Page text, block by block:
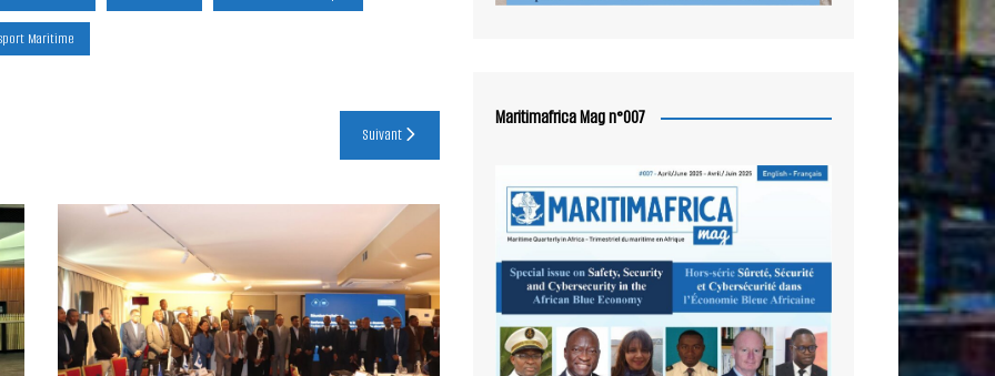
Maritime
Suivant
Maritimafrica Mag n°007